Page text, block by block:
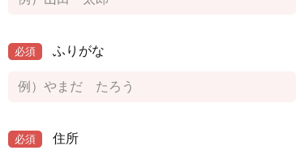
必須 ふりがな
必須 住所